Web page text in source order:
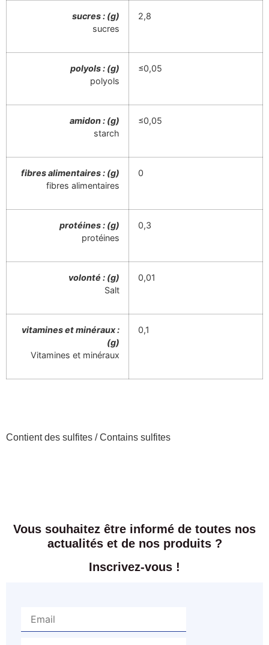
sucres : (g)
sucres
2,8
polyols : (g)
polyols
≤0,05
amidon : (g)
starch
≤0,05
fibres alimentaires : (g)
fibres alimentaires
0
protéines : (g)
protéines
0,3
volonté : (g)
Salt
0,01
vitamines et minéraux :
(g)
Vitamines et minéraux
0,1
Contient des sulfites / Contains sulfites
Vous souhaitez être informé de toutes nos
actualités et de nos produits ?
Inscrivez-vous !